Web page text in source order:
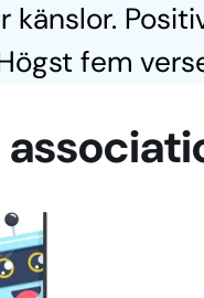
känslor.
fem